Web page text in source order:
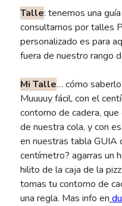
Talle: tenemos una
consultarnos por talles
personalizado es para
fuera de nuestro rango
Mi Talle… cómo
Muuuuy fácil, con el
contorno de cadera,
de nuestra cola, y con
en nuestras tabla GUIA
centímetro? agarras un
hilito de la caja de la
tomas tu contorno de
una regla. Mas info en